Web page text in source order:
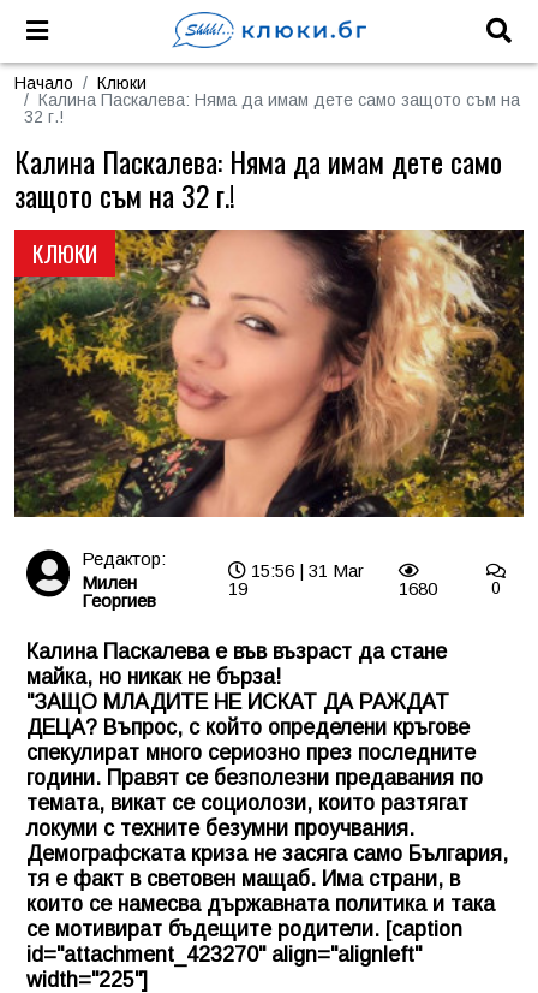
Начало
Клюки
Калина Паскалева: Няма да имам дете само защото съм на
32 г.!
КЛЮКИ
Калина Паскалева: Няма да имам дете само
защото съм на 32 г.!
Редактор:
Милен
Георгиев
15:56 | 31 Mar
19
1680 0
Калина Паскалева е във възраст да стане
майка, но никак не бърза!
"ЗАЩО МЛАДИТЕ НЕ ИСКАТ ДА РАЖДАТ
ДЕЦА? Въпрос, с който определени кръгове
спекулират много сериозно през последните
години. Правят се безполезни предавания по
темата, викат се социолози, които разтягат
локуми с техните безумни проучвания.
Демографската криза не засяга само България,
тя е факт в световен мащаб. Има страни, в
които се намесва държавната политика и така
се мотивират бъдещите родители. [caption
id="attachment_423270" align="alignleft"
width="225"]